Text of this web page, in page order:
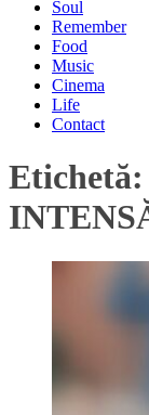
Soul
Remember
Food
Music
Cinema
Life
Contact
Etichetă: